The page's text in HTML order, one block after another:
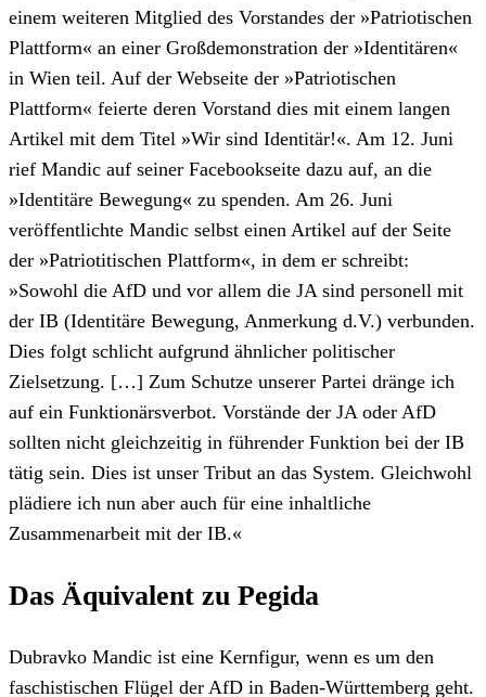
einem weiteren Mitglied des Vorstandes der »Patriotischen
Plattform« an einer Großdemonstration der »Identitären«
in Wien teil. Auf der Webseite der »Patriotischen
Plattform« feierte deren Vorstand dies mit einem langen
Artikel mit dem Titel »Wir sind Identitär!«. Am 12. Juni
rief Mandic auf seiner Facebookseite dazu auf, an die
»Identitäre Bewegung« zu spenden. Am 26. Juni
veröffentlichte Mandic selbst einen Artikel auf der Seite
der »Patriotitischen Plattform«, in dem er schreibt:
»Sowohl die AfD und vor allem die JA sind personell mit
der IB (Identitäre Bewegung, Anmerkung d.V.) verbunden.
Dies folgt schlicht aufgrund ähnlicher politischer
Zielsetzung. […] Zum Schutze unserer Partei dränge ich
auf ein Funktionärsverbot. Vorstände der JA oder AfD
sollten nicht gleichzeitig in führender Funktion bei der IB
tätig sein. Dies ist unser Tribut an das System. Gleichwohl
plädiere ich nun aber auch für eine inhaltliche
Zusammenarbeit mit der IB.«
Das Äquivalent zu Pegida
Dubravko Mandic ist eine Kernfigur, wenn es um den
faschistischen Flügel der AfD in Baden-Württemberg geht.